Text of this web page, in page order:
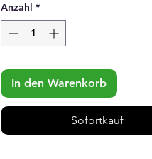
Anzahl *
In den Warenkorb
Sofortkauf